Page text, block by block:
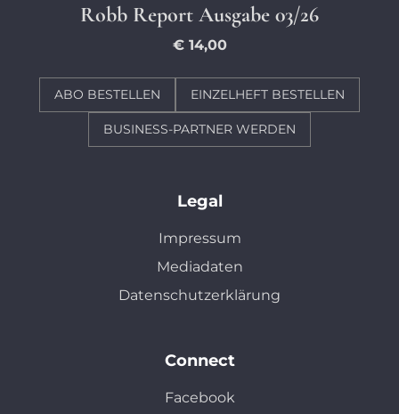
Robb Report Ausgabe 03/26
€ 14,00
ABO BESTELLEN EINZELHEFT BESTELLEN
BUSINESS-PARTNER WERDEN
Legal
Impressum
Mediadaten
Datenschutzerklärung
Connect
Facebook